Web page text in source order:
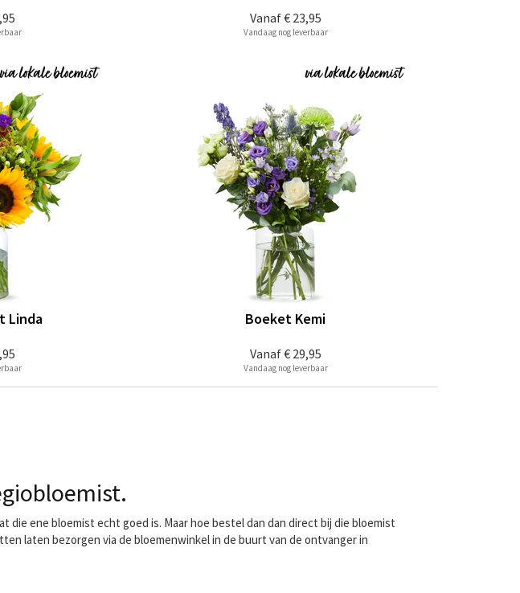
Vanaf€ 23,95
Vandaag nog leverbaar
Linda
Vanaf€ 29,95
Boeket Kemi
Vandaag nog leverbaar
ene bloemist echt goed is. Maar hoe bestel dan dan direct bij die bloemist
laten bezorgen via de bloemenwinkel in de buurt van de ontvanger in